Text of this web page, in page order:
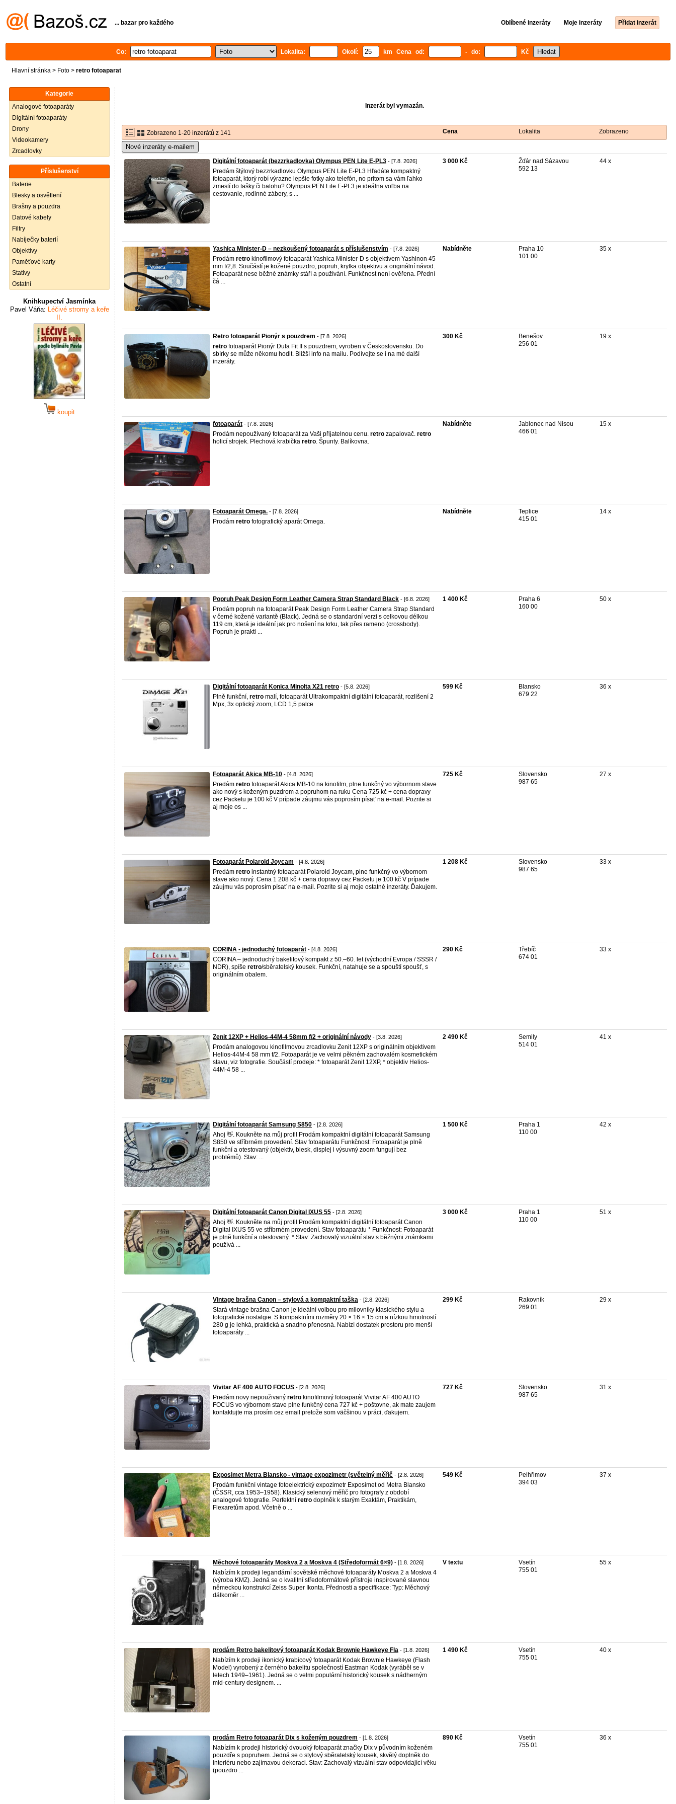
... bazar pro každého Oblíbené inzeráty Moje inzeráty Přidat inzerát
Co: Lokalita: Okolí: km Cena od: - do: Kč
Hlavní stránka > Foto > retro fotoaparat
Kategorie
Analogové fotoaparáty
Digitální fotoaparáty
Drony
Videokamery
Zrcadlovky
Příslušenství
Baterie
Blesky a osvětlení
Brašny a pouzdra
Datové kabely
Filtry
Nabíječky baterií
Objektivy
Paměťové karty
Stativy
Ostatní
Knihkupectví Jasmínka
Pavel Váňa: Léčivé stromy a keře
II.
koupit
Inzerát byl vymazán.
Zobrazeno 1-20 inzerátů z 141 Cena Lokalita Zobrazeno
Nové inzeráty e-mailem
Digitální fotoaparát (bezzrkadlovka) Olympus PEN Lite E-PL3 - [7.8. 2026]
Predám štýlový bezzrkadlovku Olympus PEN Lite E-PL3 Hľadáte kompaktný
fotoaparát, ktorý robí výrazne lepšie fotky ako telefón, no pritom sa vám ľahko
zmestí do tašky či batohu? Olympus PEN Lite E-PL3 je ideálna voľba na
cestovanie, rodinné zábery, s ...
3 000 Kč
Žďár nad Sázavou
592 13
44 x
Yashica Minister-D – nezkoušený fotoaparát s příslušenstvím - [7.8. 2026]
Prodám retro kinofilmový fotoaparát Yashica Minister-D s objektivem Yashinon 45
mm f/2,8. Součástí je kožené pouzdro, popruh, krytka objektivu a originální návod.
Fotoaparát nese běžné známky stáří a používání. Funkčnost není ověřena. Přední
čá ...
Nabídněte
Praha 10
101 00
35 x
Retro fotoaparát Pionýr s pouzdrem - [7.8. 2026]
retro fotoaparát Pionýr Dufa Fit II s pouzdrem, vyroben v Československu. Do
sbírky se může někomu hodit. Bližší info na mailu. Podívejte se i na mé další
inzeráty.
300 Kč
Benešov
256 01
19 x
fotoaparát - [7.8. 2026]
Prodám nepoužívaný fotoaparát za Vaši přijatelnou cenu. retro zapalovač. retro
holicí strojek. Plechová krabička retro. Špunty. Balíkovna.
Nabídněte
Jablonec nad Nisou
466 01
15 x
Fotoaparát Omega. - [7.8. 2026]
Prodám retro fotografický aparát Omega.
Nabídněte
Teplice
415 01
14 x
Popruh Peak Design Form Leather Camera Strap Standard Black - [6.8. 2026]
Prodám popruh na fotoaparát Peak Design Form Leather Camera Strap Standard
v černé kožené variantě (Black). Jedná se o standardní verzi s celkovou délkou
119 cm, která je ideální jak pro nošení na krku, tak přes rameno (crossbody).
Popruh je prakti ...
1 400 Kč
Praha 6
160 00
50 x
Digitální fotoaparát Konica Minolta X21 retro - [5.8. 2026]
Plně funkční, retro malí, fotoaparát Ultrakompaktní digitální fotoaparát, rozlišení 2
Mpx, 3x optický zoom, LCD 1,5 palce
599 Kč
Blansko
679 22
36 x
Fotoaparát Akica MB-10 - [4.8. 2026]
Predám retro fotoaparát Akica MB-10 na kinofilm, plne funkčný vo výbornom stave
ako nový s koženým puzdrom a popruhom na ruku Cena 725 kč + cena dopravy
cez Packetu je 100 kč V prípade záujmu vás poprosím písať na e-mail. Pozrite si
aj moje os ...
725 Kč
Slovensko
987 65
27 x
Fotoaparát Polaroid Joycam - [4.8. 2026]
Predám retro instantný fotoaparát Polaroid Joycam, plne funkčný vo výbornom
stave ako nový. Cena 1 208 kč + cena dopravy cez Packetu je 100 kč V prípade
záujmu vás poprosím písať na e-mail. Pozrite si aj moje ostatné inzeráty. Ďakujem.
1 208 Kč
Slovensko
987 65
33 x
CORINA - jednoduchý fotoaparát - [4.8. 2026]
CORINA – jednoduchý bakelitový kompakt z 50.–60. let (východní Evropa / SSSR /
NDR), spíše retro/sběratelský kousek. Funkční, natahuje se a spouští spoušť, s
originálním obalem.
290 Kč
Třebíč
674 01
33 x
Zenit 12XP + Helios-44M-4 58mm f/2 + originální návody - [3.8. 2026]
Prodám analogovou kinofilmovou zrcadlovku Zenit 12XP s originálním objektivem
Helios-44M-4 58 mm f/2. Fotoaparát je ve velmi pěkném zachovalém kosmetickém
stavu, viz fotografie. Součástí prodeje: * fotoaparát Zenit 12XP, * objektiv Helios-
44M-4 58 ...
2 490 Kč
Semily
514 01
41 x
Digitální fotoaparát Samsung S850 - [2.8. 2026]
Ahoj 👋. Koukněte na můj profil Prodám kompaktní digitální fotoaparát Samsung
S850 ve stříbrném provedení. Stav fotoaparátu Funkčnost: Fotoaparát je plně
funkční a otestovaný (objektiv, blesk, displej i výsuvný zoom fungují bez
problémů). Stav: ...
1 500 Kč
Praha 1
110 00
42 x
Digitální fotoaparát Canon Digital IXUS 55 - [2.8. 2026]
Ahoj 👋. Koukněte na můj profil Prodám kompaktní digitální fotoaparát Canon
Digital IXUS 55 ve stříbrném provedení. Stav fotoaparátu * Funkčnost: Fotoaparát
je plně funkční a otestovaný. * Stav: Zachovalý vizuální stav s běžnými známkami
používá ...
3 000 Kč
Praha 1
110 00
51 x
Vintage brašna Canon – stylová a kompaktní taška - [2.8. 2026]
Stará vintage brašna Canon je ideální volbou pro milovníky klasického stylu a
fotografické nostalgie. S kompaktními rozměry 20 × 16 × 15 cm a nízkou hmotností
280 g je lehká, praktická a snadno přenosná. Nabízí dostatek prostoru pro menší
fotoaparáty ...
299 Kč
Rakovník
269 01
29 x
Vivitar AF 400 AUTO FOCUS - [2.8. 2026]
Predám novy nepouživaný retro kinofilmový fotoaparát Vivitar AF 400 AUTO
FOCUS vo výbornom stave plne funkčný cena 727 kč + poštovne, ak mate zaujem
kontaktujte ma prosím cez email pretože som väčšinou v práci, ďakujem.
727 Kč
Slovensko
987 65
31 x
Exposimet Metra Blansko - vintage expozimetr (světelný měřič - [2.8. 2026]
Prodám funkční vintage fotoelektrický expozimetr Exposimet od Metra Blansko
(ČSSR, cca 1953–1958). Klasický selenový měřič pro fotografy z období
analogové fotografie. Perfektní retro doplněk k starým Exaktám, Praktikám,
Flexaretům apod. Včetně o ...
549 Kč
Pelhřimov
394 03
37 x
Měchové fotoaparáty Moskva 2 a Moskva 4 (Středoformát 6×9) - [1.8. 2026]
Nabízím k prodeji legandární sovětské měchové fotoaparáty Moskva 2 a Moskva 4
(výroba KMZ). Jedná se o kvalitní středoformátové přístroje inspirované slavnou
německou konstrukcí Zeiss Super Ikonta. Přednosti a specifikace: Typ: Měchový
dálkoměr ...
V textu
Vsetín
755 01
55 x
prodám Retro bakelitový fotoaparát Kodak Brownie Hawkeye Fla - [1.8. 2026]
Nabízím k prodeji ikonický krabicový fotoaparát Kodak Brownie Hawkeye (Flash
Model) vyrobený z černého bakelitu společností Eastman Kodak (vyráběl se v
letech 1949–1961). Jedná se o velmi populární historický kousek s nádherným
mid-century designem. ...
1 490 Kč
Vsetín
755 01
40 x
prodám Retro fotoaparát Dix s koženým pouzdrem - [1.8. 2026]
Nabízím k prodeji historický dvouoký fotoaparát značky Dix v původním koženém
pouzdře s popruhem. Jedná se o stylový sběratelský kousek, skvělý doplněk do
interiéru nebo zajímavou dekoraci. Stav: Zachovalý vizuální stav odpovídající věku
(pouzdro ...
890 Kč
Vsetín
755 01
36 x